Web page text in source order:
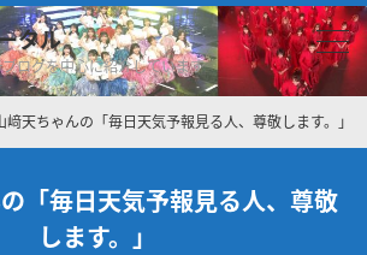
タル
ログを中心に紹介しています
﨑天ちゃんの「毎日天気予報見る人、尊敬します。」
「毎日天気予報見る人、尊敬
します。」